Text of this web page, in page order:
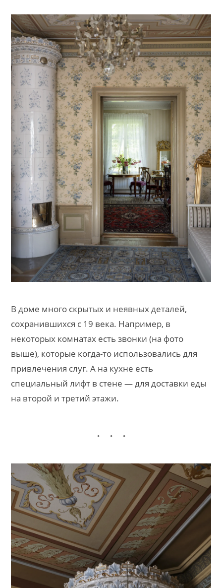
В доме много скрытых и неявных деталей,
сохранившихся с 19 века. Например, в
некоторых комнатах есть звонки (на фото
выше), которые когда-то использовались для
привлечения слуг. А на кухне есть
специальный лифт в стене — для доставки еды
на второй и третий этажи.